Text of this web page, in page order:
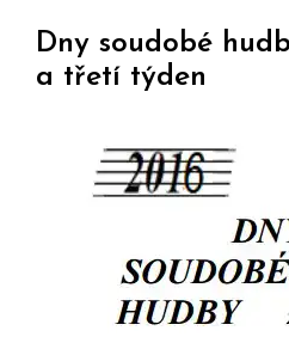
Dny soudobé
a třetí týden